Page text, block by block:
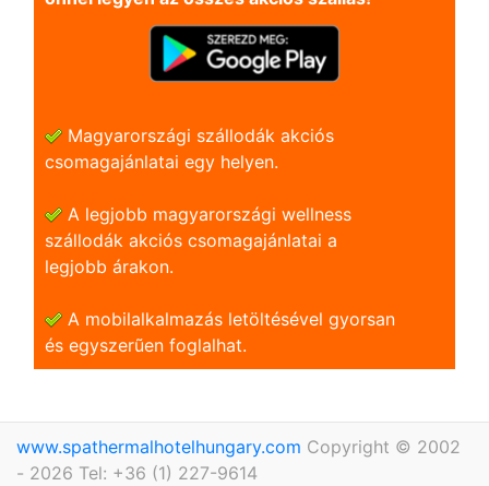
Magyarországi szállodák akciós
csomagajánlatai egy helyen.
A legjobb magyarországi wellness
szállodák akciós csomagajánlatai a
legjobb árakon.
A mobilalkalmazás letöltésével gyorsan
és egyszerũen foglalhat.
www.spathermalhotelhungary.com Copyright © 2002
- 2026 Tel: +36 (1) 227-9614